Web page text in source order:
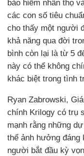
bảo hiểm nhân thọ
các con số tiêu
cho thấy một người
khả năng qua đời
bình còn lại là từ 5
này có thể không
khác biệt trong tình
Ryan Zabrowski,
chính Krilogy có trụ
mạnh rằng những
thể ảnh hưởng
người bắt đầu kỳ